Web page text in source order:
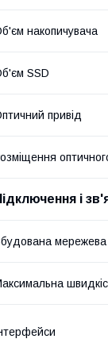
накопичувача
SSD
привід
і
мережева